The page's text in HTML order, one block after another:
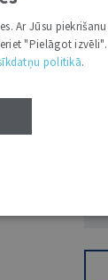
Ar Jūsu
"Pielāgot
politikā.